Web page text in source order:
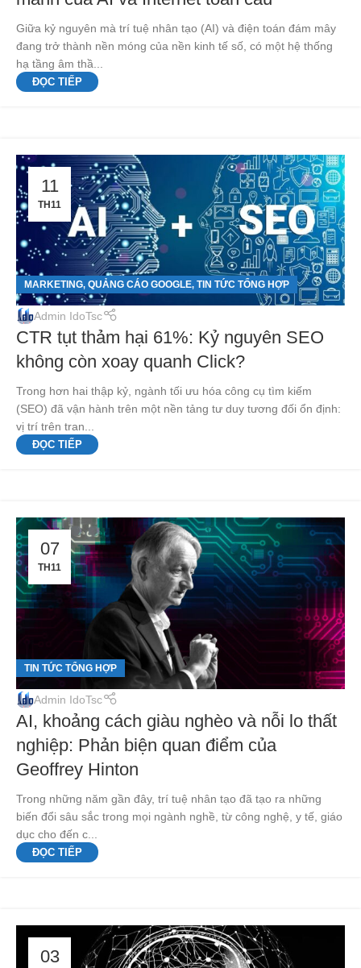
Giữa kỷ nguyên mà trí tuệ nhân tạo (AI) và điện toán đám mây
đang trở thành nền móng của nền kinh tế số, có một hệ thống
hạ tầng âm thầ...
ĐỌC TIẾP
11
TH11
MARKETING, QUẢNG CÁO GOOGLE, TIN TỨC TỔNG HỢP
Admin IdoTsc
CTR tụt thảm hại 61%: Kỷ nguyên SEO
không còn xoay quanh Click?
Trong hơn hai thập kỷ, ngành tối ưu hóa công cụ tìm kiếm
(SEO) đã vận hành trên một nền tảng tư duy tương đối ổn định:
vị trí trên tran...
ĐỌC TIẾP
07
TH11
TIN TỨC TỔNG HỢP
Admin IdoTsc
AI, khoảng cách giàu nghèo và nỗi lo thất
nghiệp: Phản biện quan điểm của
Geoffrey Hinton
Trong những năm gần đây, trí tuệ nhân tạo đã tạo ra những
biến đổi sâu sắc trong mọi ngành nghề, từ công nghệ, y tế, giáo
dục cho đến c...
ĐỌC TIẾP
03